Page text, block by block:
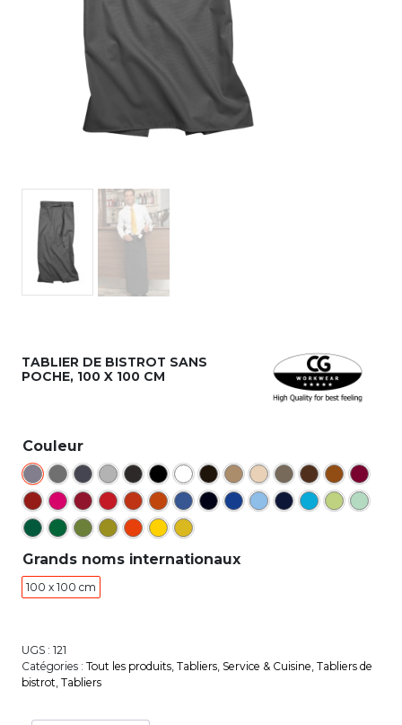
TABLIER DE BISTROT SANS
POCHE, 100 X 100 CM
Couleur
Grands noms internationaux
100 x 100 cm
UGS : 121
Catégories : Tout les produits, Tabliers, Service & Cuisine, Tabliers de
bistrot, Tabliers